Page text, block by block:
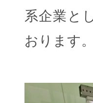
系企業と
おります。